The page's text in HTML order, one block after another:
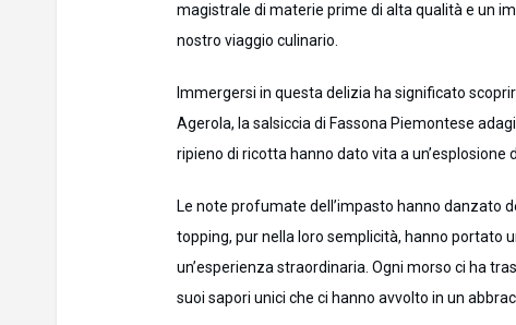
magistrale di materie prime di alta qualità e un
nostro viaggio culinario.
Immergersi in questa delizia ha significato
Agerola, la salsiccia di Fassona Piemontese
ripieno di ricotta hanno dato vita a un’esplosione
Le note profumate dell’impasto hanno danzato
topping, pur nella loro semplicità, hanno portato
un’esperienza straordinaria. Ogni morso ci ha
suoi sapori unici che ci hanno avvolto in un